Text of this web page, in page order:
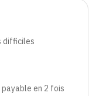
difficiles
payable en 2 fois